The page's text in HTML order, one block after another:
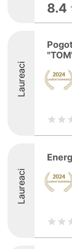
8.4
Laureaci
Laureaci